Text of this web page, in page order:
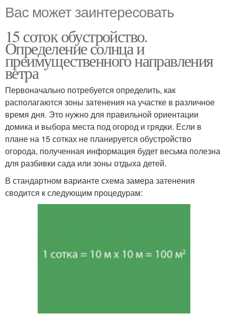
Вас может заинтересовать
15 соток обустройство.
Определение солнца и
преимущественного направления
ветра
Первоначально потребуется определить, как
располагаются зоны затенения на участке в различное
время дня. Это нужно для правильной ориентации
домика и выбора места под огород и грядки. Если в
плане на 15 сотках не планируется обустройство
огорода, полученная информация будет весьма полезна
для разбивки сада или зоны отдыха детей.
В стандартном варианте схема замера затенения
сводится к следующим процедурам: